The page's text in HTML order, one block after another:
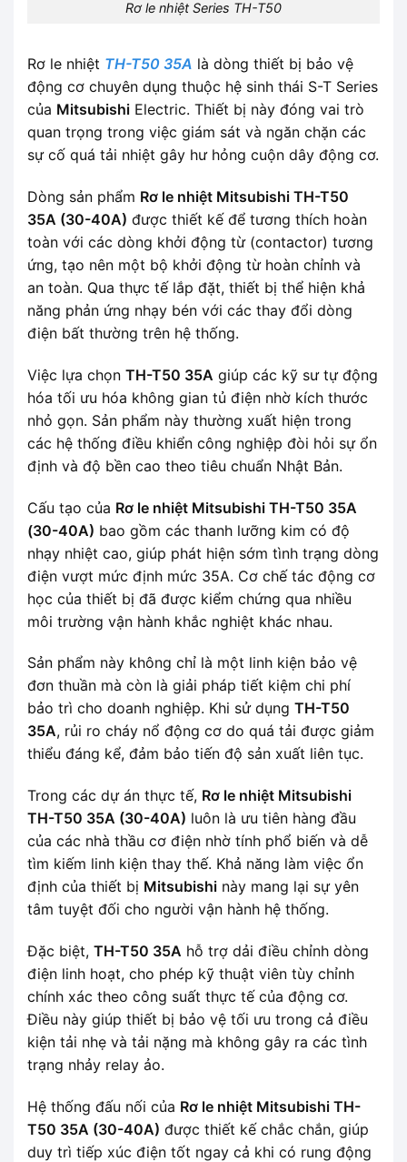
Rơ le nhiệt Series TH-T50
Rơ le nhiệt TH-T50 35A là dòng thiết bị bảo vệ
động cơ chuyên dụng thuộc hệ sinh thái S-T Series
của Mitsubishi Electric. Thiết bị này đóng vai trò
quan trọng trong việc giám sát và ngăn chặn các
sự cố quá tải nhiệt gây hư hỏng cuộn dây động cơ.
Dòng sản phẩm Rơ le nhiệt Mitsubishi TH-T50
35A (30-40A) được thiết kế để tương thích hoàn
toàn với các dòng khởi động từ (contactor) tương
ứng, tạo nên một bộ khởi động từ hoàn chỉnh và
an toàn. Qua thực tế lắp đặt, thiết bị thể hiện khả
năng phản ứng nhạy bén với các thay đổi dòng
điện bất thường trên hệ thống.
Việc lựa chọn TH-T50 35A giúp các kỹ sư tự động
hóa tối ưu hóa không gian tủ điện nhờ kích thước
nhỏ gọn. Sản phẩm này thường xuất hiện trong
các hệ thống điều khiển công nghiệp đòi hỏi sự ổn
định và độ bền cao theo tiêu chuẩn Nhật Bản.
Cấu tạo của Rơ le nhiệt Mitsubishi TH-T50 35A
(30-40A) bao gồm các thanh lưỡng kim có độ
nhạy nhiệt cao, giúp phát hiện sớm tình trạng dòng
điện vượt mức định mức 35A. Cơ chế tác động cơ
học của thiết bị đã được kiểm chứng qua nhiều
môi trường vận hành khắc nghiệt khác nhau.
Sản phẩm này không chỉ là một linh kiện bảo vệ
đơn thuần mà còn là giải pháp tiết kiệm chi phí
bảo trì cho doanh nghiệp. Khi sử dụng TH-T50
35A, rủi ro cháy nổ động cơ do quá tải được giảm
thiểu đáng kể, đảm bảo tiến độ sản xuất liên tục.
Trong các dự án thực tế, Rơ le nhiệt Mitsubishi
TH-T50 35A (30-40A) luôn là ưu tiên hàng đầu
của các nhà thầu cơ điện nhờ tính phổ biến và dễ
tìm kiếm linh kiện thay thế. Khả năng làm việc ổn
định của thiết bị Mitsubishi này mang lại sự yên
tâm tuyệt đối cho người vận hành hệ thống.
Đặc biệt, TH-T50 35A hỗ trợ dải điều chỉnh dòng
điện linh hoạt, cho phép kỹ thuật viên tùy chỉnh
chính xác theo công suất thực tế của động cơ.
Điều này giúp thiết bị bảo vệ tối ưu trong cả điều
kiện tải nhẹ và tải nặng mà không gây ra các tình
trạng nhảy relay ảo.
Hệ thống đấu nối của Rơ le nhiệt Mitsubishi TH-
T50 35A (30-40A) được thiết kế chắc chắn, giúp
duy trì tiếp xúc điện tốt ngay cả khi có rung động